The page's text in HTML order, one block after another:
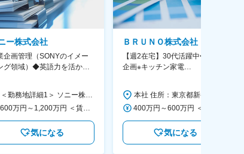
ー株式会社
企画管理（SONYのイメー
グ領域）◆英語力を活か
気になる
ＢＲＵＮＯ株式会社
【週2在宅】30代活躍中◆商品
企画※キッチン家電
気になる